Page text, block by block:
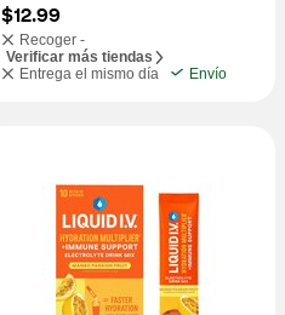
$12.99
Recoger -
Verificar más tiendas
Entrega el mismo día
Envío